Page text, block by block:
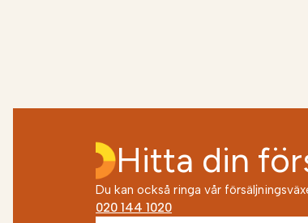
Hitta din
Du kan också ringa vår
020 144 1020